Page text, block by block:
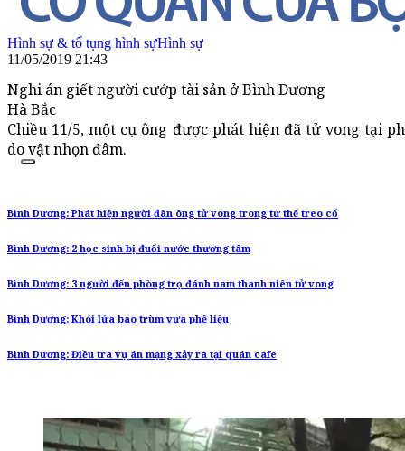
Hình sự & tố tụng hình sựHình sự
11/05/2019 21:43
Nghi án giết người cướp tài sản ở Bình Dương
Hà Bắc
Chiều 11/5, một cụ ông được phát hiện đã tử vong tại
do vật nhọn đâm.
Bình Dương: Phát hiện người đàn ông tử vong trong tư thế treo cổ
Bình Dương: 2 học sinh bị đuối nước thương tâm
Bình Dương: 3 người đến phòng trọ đánh nam thanh niên tử vong
Bình Dương: Khói lửa bao trùm vựa phế liệu
Bình Dương: Điều tra vụ án mạng xảy ra tại quán cafe